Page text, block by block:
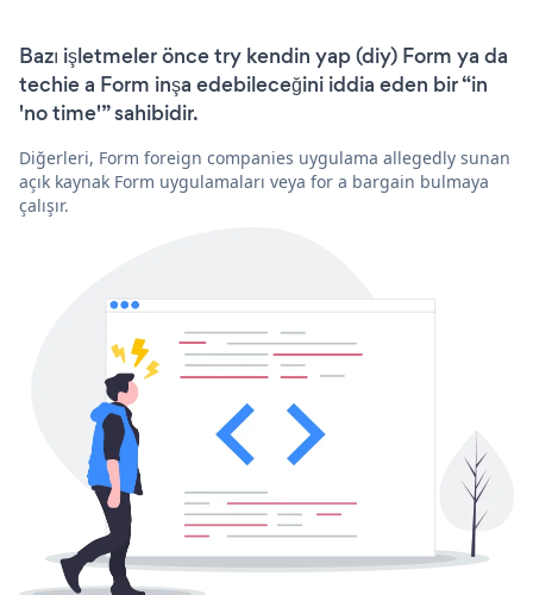
Bazı işletmeler önce try kendin yap (diy) Form ya da
techie a Form inşa edebileceğini iddia eden bir “in
'no time'” sahibidir.
Diğerleri, Form foreign companies uygulama allegedly sunan
açık kaynak Form uygulamaları veya for a bargain bulmaya
çalışır.